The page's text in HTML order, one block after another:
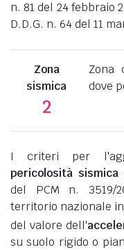
n. 81 del 24 febbraio
D.D.G. n. 64 del 11
Zona
sismica
2
Zona
dove
I criteri per
pericolosità sismica
del PCM n. 3519/
territorio nazionale
del valore dell'
su suolo rigido o